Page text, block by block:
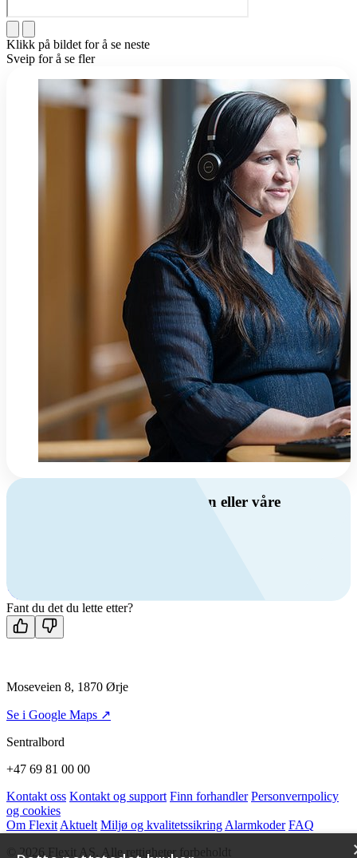
Klikk på bildet for å se neste
Sveip for å se fler
Har du spørsmål om ventilasjon eller våre
Kontakt oss
Fant du det du lette etter?
Moseveien 8, 1870 Ørje
Se i Google Maps ↗
Sentralbord
+47 69 81 00 00
Kontakt oss Kontakt og support Finn forhandler Personvernpolicy
og cookies
Om Flexit Aktuelt Miljø og kvalitetssikring Alarmkoder FAQ
© 2026 Flexit AS. Alle rettigheter forbeholdt